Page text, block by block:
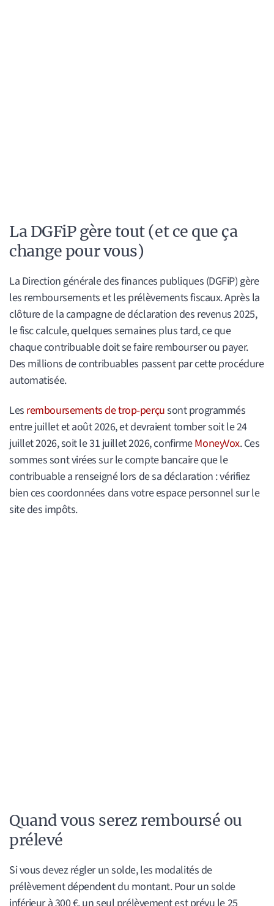
La DGFiP gère tout (et ce que ça
change pour vous)
La Direction générale des finances publiques (DGFiP) gère
les remboursements et les prélèvements fiscaux. Après la
clôture de la campagne de déclaration des revenus 2025,
le fisc calcule, quelques semaines plus tard, ce que
chaque contribuable doit se faire rembourser ou payer.
Des millions de contribuables passent par cette procédure
automatisée.
Les remboursements de trop‑perçusont programmés
entre juillet et août 2026, et devraient tomber soit le 24
juillet 2026, soit le 31 juillet 2026, confirmeMoneyVox. Ces
sommes sont virées sur le compte bancaire que le
contribuable a renseigné lors de sa déclaration : vérifiez
bien ces coordonnées dans votre espace personnel sur le
site des impôts.
Quand vous serez remboursé ou
prélevé
Si vous devez régler un solde, les modalités de
prélèvement dépendent du montant. Pour un solde
inférieur à 300 €, un seul prélèvement est prévu le 25